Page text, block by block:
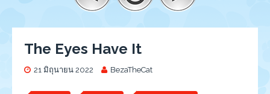
The Eyes Have It
21 มิถุนายน 2022 BezaTheCat